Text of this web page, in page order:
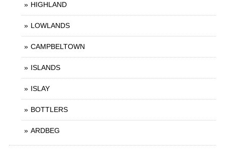
HIGHLAND
LOWLANDS
CAMPBELTOWN
ISLANDS
ISLAY
BOTTLERS
ARDBEG